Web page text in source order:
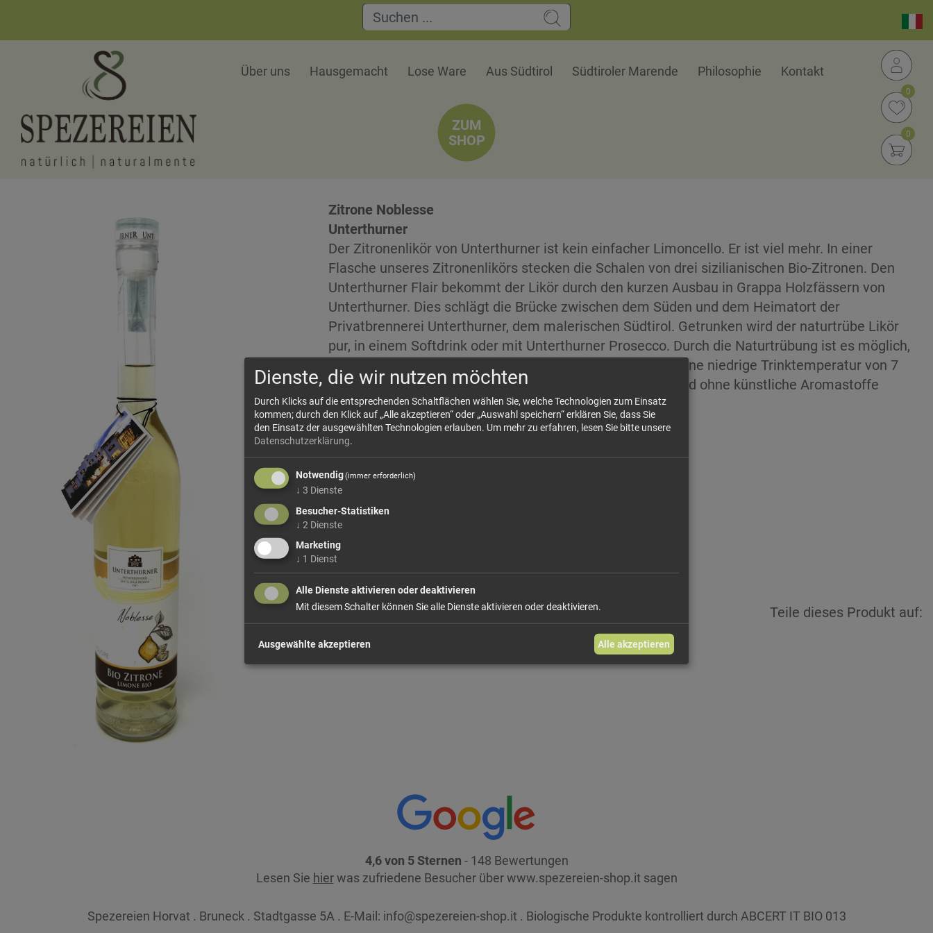
Über uns Hausgemacht Lose Ware Aus Südtirol Südtiroler Marende Philosophie Kontakt
0
0
ZUM
SHOP
Zitrone Noblesse
Unterthurner
Der Zitronenlikör von Unterthurner ist kein einfacher Limoncello. Er ist viel mehr. In einer
Flasche unseres Zitronenlikörs stecken die Schalen von drei sizilianischen Bio-Zitronen. Den
Unterthurner Flair bekommt der Likör durch den kurzen Ausbau in Grappa Holzfässern von
Unterthurner. Dies schlägt die Brücke zwischen dem Süden und dem Heimatort der
Privatbrennerei Unterthurner, dem malerischen Südtirol. Getrunken wird der naturtrübe Likör
pur, in einem Softdrink oder mit Unterthurner Prosecco. Durch die Naturtrübung ist es möglich,
dass ein leichter Bodensatz zu sehen ist. Wir empfehlen eine niedrige Trinktemperatur von 7
Grad Celsius. Der Likör wird ohne Konservierungsstoffe und ohne künstliche Aromastoffe
hergestellt. Reine Bio Qualität von Unterthurner.
43,90 €/l
Größe: 500 ml
Teile dieses Produkt auf:
4,6 von 5 Sternen - 148 Bewertungen
Lesen Sie hierwas zufriedene Besucher über www.spezereien-shop.it sagen
Spezereien Horvat . Bruneck . Stadtgasse 5A . E-Mail: info@spezereien-shop.it . Biologische Produkte kontrolliert durch ABCERT IT BIO 013
Dienste, die wir nutzen möchten
Durch Klicks auf die entsprechenden Schaltflächen wählen Sie, welche Technologien zum Einsatz
kommen; durch den Klick auf „Alle akzeptieren“ oder „Auswahl speichern“ erklären Sie, dass Sie
den Einsatz der ausgewählten Technologien erlauben. Um mehr zu erfahren, lesen Sie bitte unsere
Datenschutzerklärung.
Notwendig(immer erforderlich)
↓ 3 Dienste
Besucher-Statistiken
↓ 2 Dienste
Marketing
↓ 1 Dienst
Alle Dienste aktivieren oder deaktivieren
Mit diesem Schalter können Sie alle Dienste aktivieren oder deaktivieren.
Ausgewählte akzeptieren Alle akzeptieren